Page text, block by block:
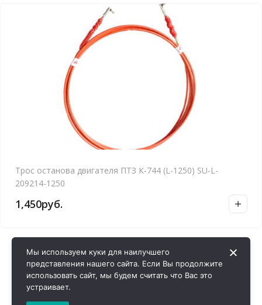
Трос останова двигателя ПТЗ К-744 (L-1250) SU-L-
209214-1250
1,450руб.
Мы используем куки для наилучшего
представления нашего сайта. Если Вы продолжите
использовать сайт, мы будем считать что Вас это
устраивает.